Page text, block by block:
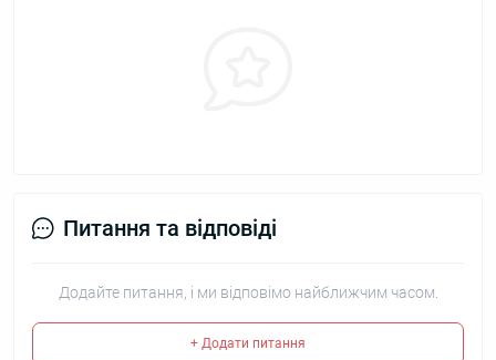
Питання та відповіді
Додайте питання, і ми відповімо найближчим часом.
+ Додати питання